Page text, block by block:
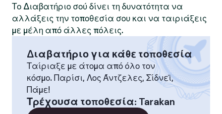
Το Διαβατήριο σού δίνει τη δυνατότητα να
αλλάξεις την τοποθεσία σου και να ταιριάξεις
με μέλη από άλλες πόλεις.
Διαβατήριο για κάθε τοποθεσία
Ταίριαξε με άτομα από όλο τον
κόσμο. Παρίσι, Λος Άντζελες, Σίδνεϊ,
Πάμε!
Τρέχουσα τοποθεσία: Tarakan